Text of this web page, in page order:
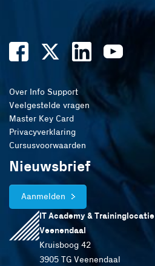
Over Info Support
Veelgestelde vragen
Master Key Card
Privacyverklaring
Cursusvoorwaarden
Nieuwsbrief
Aanmelden
IT Academy & Traininglocatie
Veenendaal
Kruisboog 42
3905 TG Veenendaal